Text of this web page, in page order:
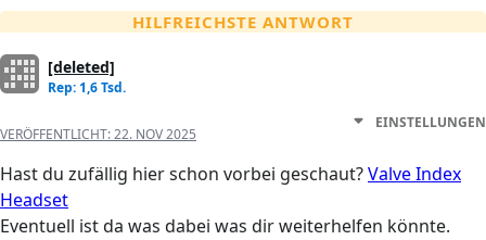
HILFREICHSTE ANTWORT
[deleted]
Rep: 1,6 Tsd.
VERÖFFENTLICHT:22. NOV 2025
EINSTELLUNGEN
Hast du zufällig hier schon vorbei geschaut?Valve Index
Headset
Eventuell ist da was dabei was dir weiterhelfen könnte.